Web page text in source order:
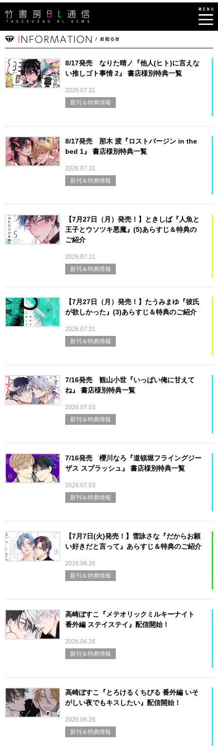
8/17発売 なりた晴ノ『他人(ヒト)に言えな
い推しゴト事情 2』 書店様別特典一覧
2026.07.31
新刊＆特典情報
8/17発売 那木 渡『ロストバージン in the
bed 1』 書店様別特典一覧
2026.07.31
新刊＆特典情報
【7月27日（月）発売！】ときしば『人魚と
王子とウソツキ悪魔』(5)あらすじ＆特典の
ご紹介
2026.07.21
新刊＆特典情報
【7月27日（月）発売！】たうみまゆ『彼氏
が欲しかった』(3)あらすじ＆特典のご紹介
2026.07.21
新刊＆特典情報
7/16発売 観山小世『いっぱい俺に甘えて
ね』 書店様別特典一覧
2026.07.03
新刊＆特典情報
7/16発売 櫻川なろ『道頓堀フライングジー
ザス スプラッシュ』 書店様別特典一覧
2026.07.03
新刊＆特典情報
【7月7日(火)発売！】雪詠さな『だからお願
い好きだと言って』あらすじ＆特典のご紹介
2026.06.26
新刊＆特典情報
高崎ぼすこ『メテオリックミルキーナイト
番外編 ステイステイ』配信開始！
2026.06.26
新刊＆特典情報
高崎ぼすこ『とろけるくちびる 番外編 いそ
がしい夜でもキスしたい』配信開始！
2026.06.26
新刊＆特典情報